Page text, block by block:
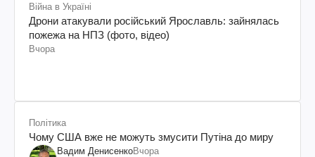
Війна в Україні
Дрони атакували російський Ярославль: зайнялась
пожежа на НПЗ (фото, відео)
Вчора
Політика
Чому США вже не можуть змусити Путіна до миру
Вадим ДенисенкоВчора